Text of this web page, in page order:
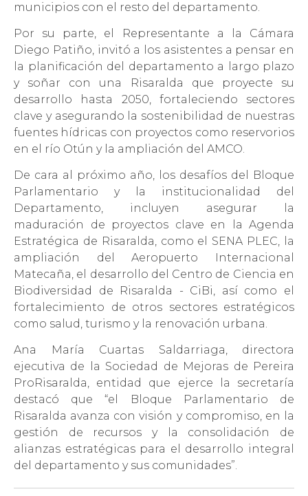
municipios con el resto del departamento.
Por su parte, el Representante a la Cámara
Diego Patiño, invitó a los asistentes a pensar en
la planificación del departamento a largo plazo
y soñar con una Risaralda que proyecte su
desarrollo hasta 2050, fortaleciendo sectores
clave y asegurando la sostenibilidad de nuestras
fuentes hídricas con proyectos como reservorios
en el río Otún y la ampliación del AMCO.
De cara al próximo año, los desafíos del Bloque
Parlamentario y la institucionalidad del
Departamento, incluyen asegurar la
maduración de proyectos clave en la Agenda
Estratégica de Risaralda, como el SENA PLEC, la
ampliación del Aeropuerto Internacional
Matecaña, el desarrollo del Centro de Ciencia en
Biodiversidad de Risaralda - CiBi, así como el
fortalecimiento de otros sectores estratégicos
como salud, turismo y la renovación urbana.
Ana María Cuartas Saldarriaga, directora
ejecutiva de la Sociedad de Mejoras de Pereira
ProRisaralda, entidad que ejerce la secretaría
destacó que “el Bloque Parlamentario de
Risaralda avanza con visión y compromiso, en la
gestión de recursos y la consolidación de
alianzas estratégicas para el desarrollo integral
del departamento y sus comunidades”.